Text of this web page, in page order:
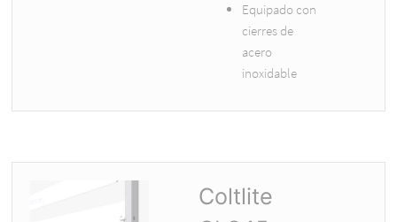
Equipado con
cierres de
acero
inoxidable
Coltlite